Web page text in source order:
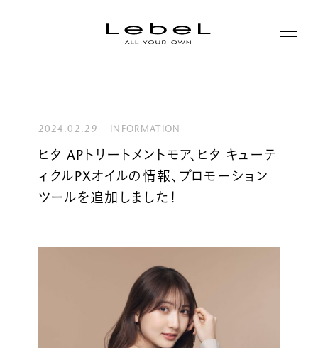
コンセプト
ヒストリー
シリーズ一覧
NEWS
LABORATORY
ルベルの研究開発
SALON LIST
2024.02.29 INFORMATION
ヒタ APトリートメントモア、ヒタ キューテ
ィクルPXオイルの情報、プロモーション
ツールを追加しました！